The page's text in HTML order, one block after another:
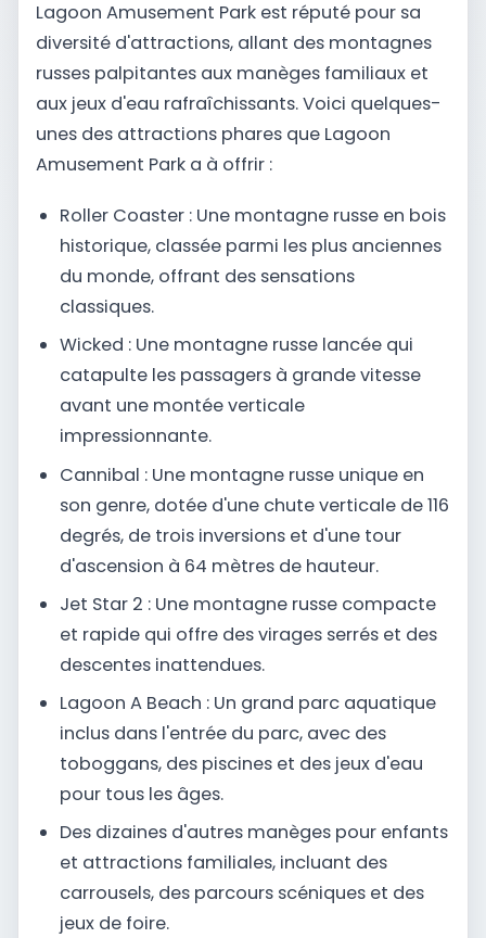
Lagoon Amusement Park est réputé pour sa
diversité d'attractions, allant des montagnes
russes palpitantes aux manèges familiaux et
aux jeux d'eau rafraîchissants. Voici quelques-
unes des attractions phares que Lagoon
Amusement Park a à offrir :
Roller Coaster : Une montagne russe en bois
historique, classée parmi les plus anciennes
du monde, offrant des sensations
classiques.
Wicked : Une montagne russe lancée qui
catapulte les passagers à grande vitesse
avant une montée verticale
impressionnante.
Cannibal : Une montagne russe unique en
son genre, dotée d'une chute verticale de 116
degrés, de trois inversions et d'une tour
d'ascension à 64 mètres de hauteur.
Jet Star 2 : Une montagne russe compacte
et rapide qui offre des virages serrés et des
descentes inattendues.
Lagoon A Beach : Un grand parc aquatique
inclus dans l'entrée du parc, avec des
toboggans, des piscines et des jeux d'eau
pour tous les âges.
Des dizaines d'autres manèges pour enfants
et attractions familiales, incluant des
carrousels, des parcours scéniques et des
jeux de foire.